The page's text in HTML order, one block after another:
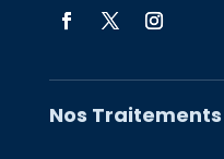
Nos Traitements